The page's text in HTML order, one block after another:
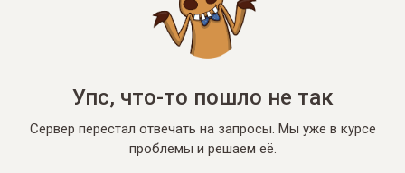
Упс, что-то пошло не так
Сервер перестал отвечать на запросы. Мы уже в курсе
проблемы и решаем её.